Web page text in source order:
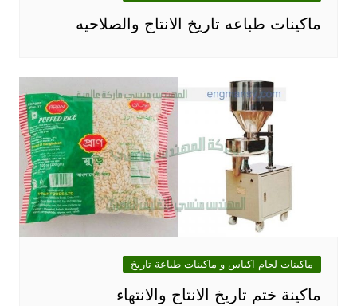
ماكينات طباعه تاريخ الانتاج والصلاحيه
ماكينات لحام اكياس و ماكينات طباعة تاريخ
ماكينة ختم تاريخ الانتاج والانتهاء